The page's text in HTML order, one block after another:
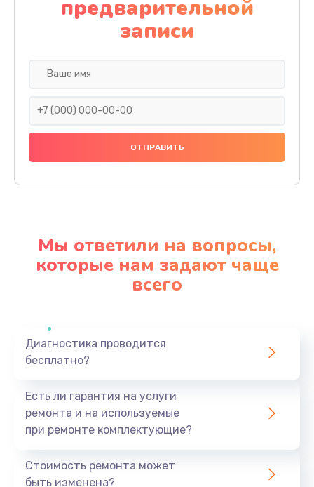
Заказать
Замена датчика
480 руб.
Заказать
Замена кнопки
Заказать
480 руб.
предварительной
записи
Мы ответили на вопросы,
которые нам задают чаще
всего
Диагностика проводится
бесплатно?
Есть ли гарантия на услуги
ремонта и на используемые
при ремонте комплектующие?
Стоимость ремонта может
быть изменена?